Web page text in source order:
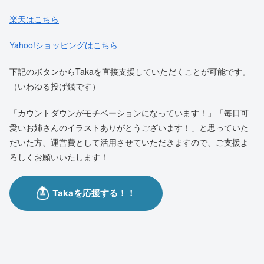
楽天はこちら
Yahoo!ショッピングはこちら
下記のボタンからTakaを直接支援していただくことが可能です。
（いわゆる投げ銭です）
「カウントダウンがモチベーションになっています！」「毎日可
愛いお姉さんのイラストありがとうございます！」と思っていた
だいた方、運営費として活用させていただきますので、ご支援よ
ろしくお願いいたします！